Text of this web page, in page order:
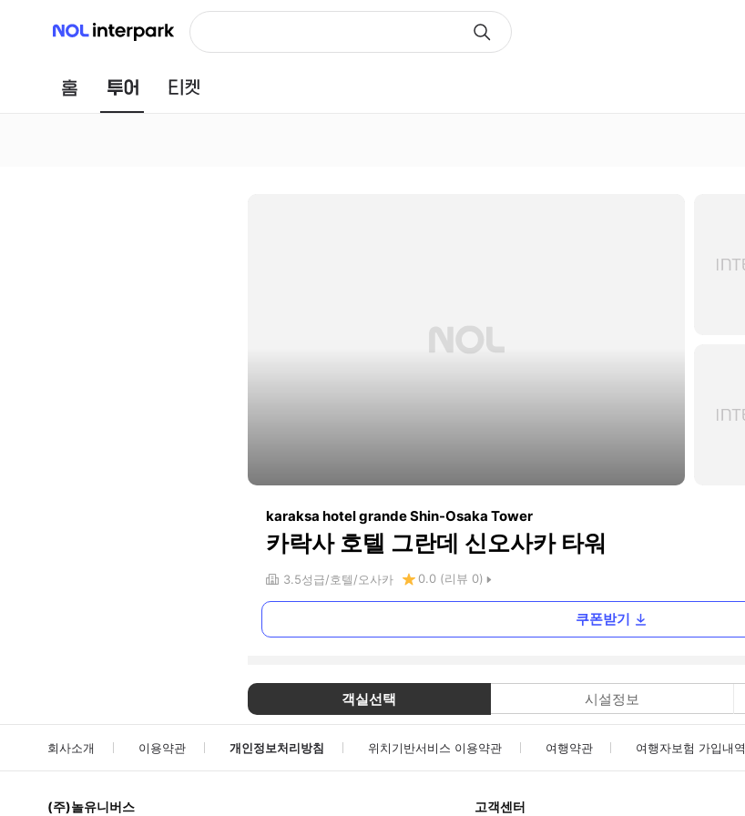
NOL 인터파크
홈 투어
karaksa hotel grande Shin-Osaka Tower
카락사 호텔 그란데 신오사카 타워
3.5성급 호텔 오사카 0.0 (리뷰 0)
쿠폰받기
객실선택 시설정보
회사소개 이용약관 개인정보처리방침 위치기반서비스 이용약관 여행약관 여행자보험 가입내역
(주)놀유니버스 고객센터